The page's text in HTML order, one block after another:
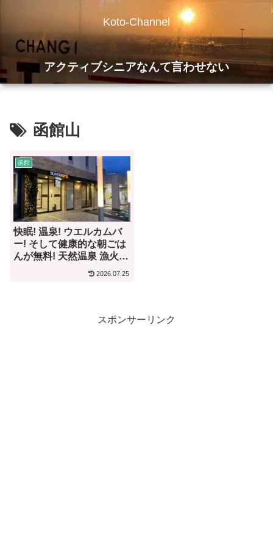
Koto-Channel
アクティブシニアなんて言わせない
函館山
函館
快眠! 温泉! ウエルカムバ
ー! そして健康的な朝ごは
んが無料! 天然温泉 漁火の
湯 スーパーホテル函館
2026.07.25
スポンサーリンク